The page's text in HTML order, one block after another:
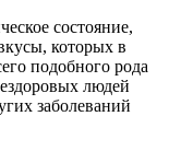
состояние,
которых в
подобного рода
людей
заболеваний